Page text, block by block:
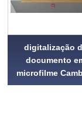
digitalização
documento
microfilme